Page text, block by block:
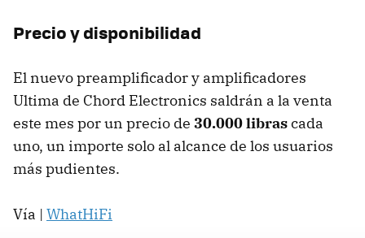
Precio y disponibilidad
El nuevo preamplificador y amplificadores
Ultima de Chord Electronics saldrán a la venta
este mes por un precio de 30.000 librascada
uno, un importe solo al alcance de los usuarios
más pudientes.
Vía | WhatHiFi